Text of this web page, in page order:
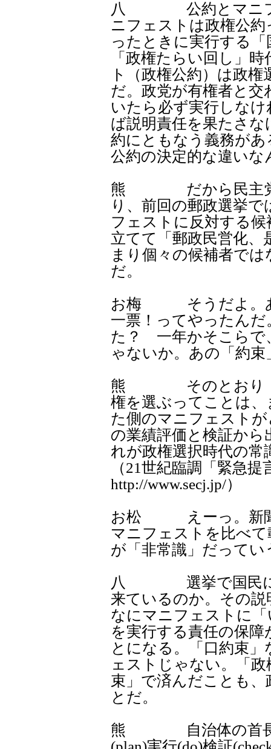
八 公約とマニフェ
ニフェストは政権公
ったときに実行する
「政権たらい回し」
ト（政権公約）は政
だ。政党が有権者と
いたら必ず実行しな
ば説明責任を果たさ
約にともなう義務が
公約の決定的な違いな
熊 だから民主党で
り、前回の郵政選挙
フェストに反対する
立てて「郵政民営化
まり個々の候補者で
だ。
お梅 そうだよ。あ
一票！ってやったん
た？ 一年かそこらで
ゃないか。あの「約
熊 そのとおり！
権を選ぶってことは
た側のマニフェスト
の業績評価と検証か
れが政権選択時代の常
（21世紀臨調「緊急
http://www.secj.jp/）
お松 えーっ。新聞
マニフェストを比べ
が「非常識」だってい
八 選挙で国民に約
来ているのか。その
なにマニフェストに
を実行する責任の保
とになる。「口約束
ェストじゃない。「
束」で済んだことも
とだ。
熊 自治体の首長マ